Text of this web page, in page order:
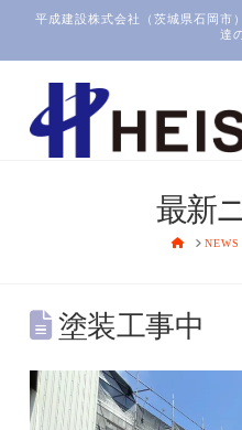
平成建設株式会社（茨城県石岡市
達
最新
HOMENEWS
塗装工事中